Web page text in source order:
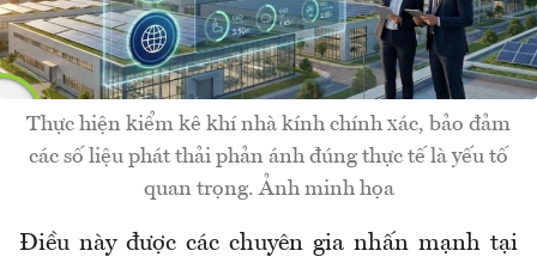
Thực hiện kiểm kê khí nhà kính chính xác, bảo đảm
các số liệu phát thải phản ánh đúng thực tế là yếu tố
quan trọng. Ảnh minh họa
Điều này được các chuyên gia nhấn mạnh tại